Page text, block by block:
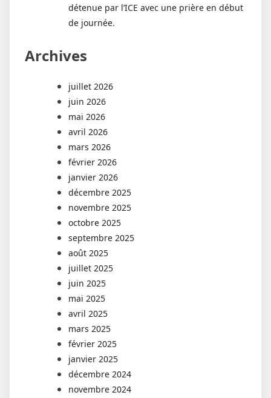
détenue par l’ICE avec une prière en début
de journée.
Archives
juillet 2026
juin 2026
mai 2026
avril 2026
mars 2026
février 2026
janvier 2026
décembre 2025
novembre 2025
octobre 2025
septembre 2025
août 2025
juillet 2025
juin 2025
mai 2025
avril 2025
mars 2025
février 2025
janvier 2025
décembre 2024
novembre 2024